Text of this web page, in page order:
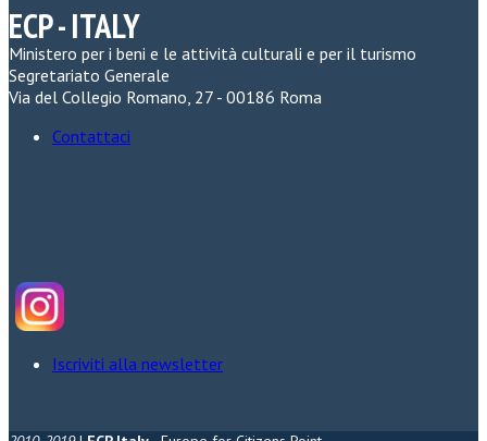
ECP - ITALY
Ministero per i beni e le attività culturali e per il turismo
Segretariato Generale
Via del Collegio Romano, 27 - 00186 Roma
Contattaci
Iscriviti alla newsletter